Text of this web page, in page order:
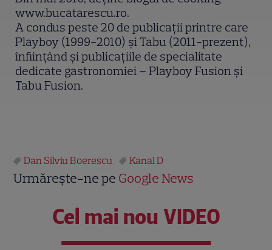
www.bucatarescu.ro.
A condus peste 20 de publicaţii printre care
Playboy (1999-2010) şi Tabu (2011-prezent),
înfiinţând şi publicaţiile de specialitate
dedicate gastronomiei – Playboy Fusion şi
Tabu Fusion.
Dan Silviu Boerescu Kanal D
Urmărește-ne pe Google News
Cel mai nou VIDEO